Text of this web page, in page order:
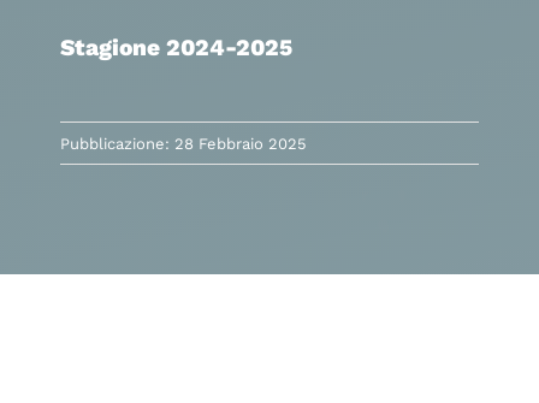
Stagione 2024-2025
Pubblicazione: 28 Febbraio 2025